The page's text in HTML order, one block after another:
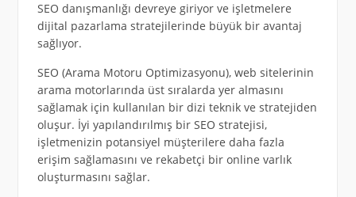
SEO danışmanlığı devreye giriyor ve işletmelere
dijital pazarlama stratejilerinde büyük bir avantaj
sağlıyor.
SEO (Arama Motoru Optimizasyonu), web sitelerinin
arama motorlarında üst sıralarda yer almasını
sağlamak için kullanılan bir dizi teknik ve stratejiden
oluşur. İyi yapılandırılmış bir SEO stratejisi,
işletmenizin potansiyel müşterilere daha fazla
erişim sağlamasını ve rekabetçi bir online varlık
oluşturmasını sağlar.